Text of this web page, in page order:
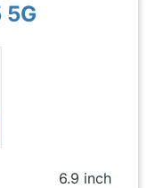
5G
6.9 inch